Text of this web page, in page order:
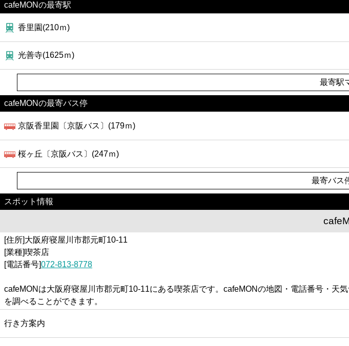
cafeMONの最寄駅
香里園(210ｍ)
光善寺(1625ｍ)
最寄駅
cafeMONの最寄バス停
京阪香里園〔京阪バス〕(179ｍ)
桜ヶ丘〔京阪バス〕(247ｍ)
最寄バス
スポット情報
[住所]大阪府寝屋川市郡元町10-11
[業種]喫茶店
[電話番号]072-813-8778
cafeMONは大阪府寝屋川市郡元町10-11にある喫茶店です。cafeMONの地図・電話番号・天
を調べることができます。
行き方案内